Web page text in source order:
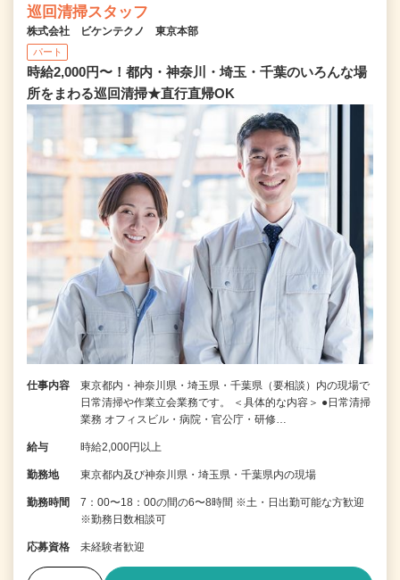
巡回清掃スタッフ
株式会社 ビケンテクノ 東京本部
パート
時給2,000円〜！都内・神奈川・埼玉・千葉のいろんな場
所をまわる巡回清掃★直行直帰OK
仕事内容
東京都内・神奈川県・埼玉県・千葉県（要相談）内の現場で
日常清掃や作業立会業務です。 ＜具体的な内容＞ ●日常清掃
業務 オフィスビル・病院・官公庁・研修…
給与 時給2,000円以上
勤務地 東京都内及び神奈川県・埼玉県・千葉県内の現場
勤務時間
7：00〜18：00の間の6〜8時間 ※土・日出勤可能な方歓迎
※勤務日数相談可
応募資格 未経験者歓迎